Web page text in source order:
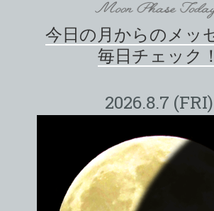
今日の月からのメッ
毎日チェック！
2026.8.7 (FRI)